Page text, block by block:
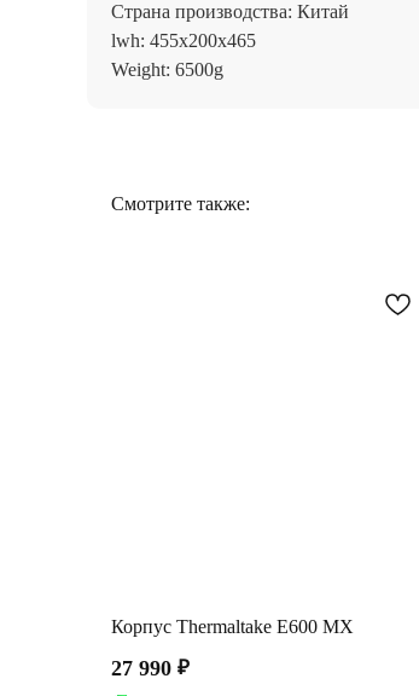
Страна производства: Китай
lwh: 455x200x465
Weight: 6500g
Смотрите также:
Корпус Thermaltake E600 MX
27 990 ₽